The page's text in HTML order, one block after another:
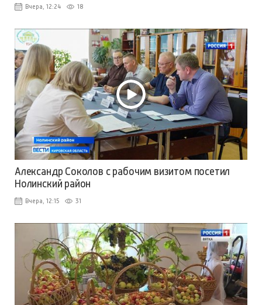
Вчера, 12:24 18
Александр Соколов с рабочим визитом посетил
Нолинский район
Вчера, 12:15 31